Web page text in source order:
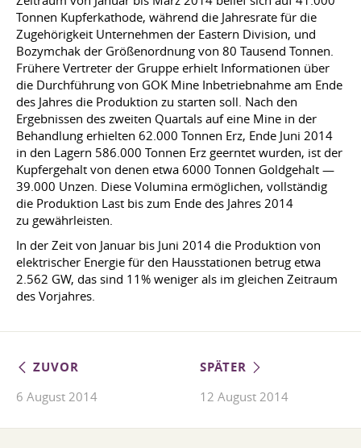
Tonnen Kupferkathode, während die Jahresrate für die
Zugehörigkeit Unternehmen der Eastern Division, und
Bozymchak der Größenordnung von 80 Tausend Tonnen.
Frühere Vertreter der Gruppe erhielt Informationen über
die Durchführung von GOK Mine Inbetriebnahme am Ende
des Jahres die Produktion zu starten soll. Nach den
Ergebnissen des zweiten Quartals auf eine Mine in der
Behandlung erhielten 62.000 Tonnen Erz, Ende Juni 2014
in den Lagern 586.000 Tonnen Erz geerntet wurden, ist der
Kupfergehalt von denen etwa 6000 Tonnen Goldgehalt —
39.000 Unzen. Diese Volumina ermöglichen, vollständig
die Produktion Last bis zum Ende des Jahres 2014
zu gewährleisten.
In der Zeit von Januar bis Juni 2014 die Produktion von
elektrischer Energie für den Hausstationen betrug etwa
2.562 GW, das sind 11% weniger als im gleichen Zeitraum
des Vorjahres.
ZUVOR
6 August 2014
SPÄTER
12 August 2014